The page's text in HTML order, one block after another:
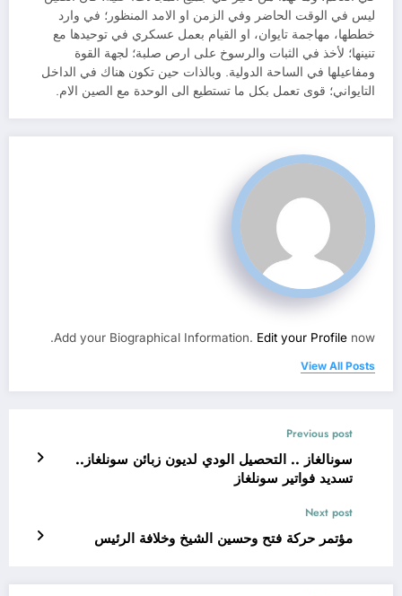
ليس في الوقت الحاضر وفي الزمن او الامد المنظور؛ في وارد
خططها، مهاجمة تايوان، او القيام بعمل عسكري في توحيدها مع
تنينها؛ لأخذ في الثبات والرسوخ على ارص صلبة؛ لجهة القوة
ومفاعيلها في الساحة الدولية. وبالذات حين تكون هناك في الداخل
التايواني؛ قوى تعمل بكل ما تستطيع الى الوحدة مع الصين الام.
Add your Biographical Information. Edit your Profile now.
View All Posts
Previous post
سونالغاز .. التحصيل الودي لديون زبائن سونلغاز..
تسديد فواتير سونلغاز
Next post
مؤتمر حركة فتح وحسين الشيخ وخلافة الرئيس